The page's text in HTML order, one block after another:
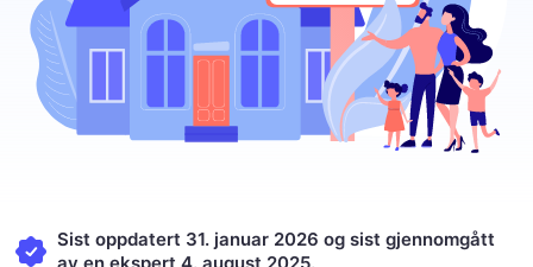
Sist oppdatert 31. januar 2026 og sist gjennomgått
av en ekspert 4. august 2025.